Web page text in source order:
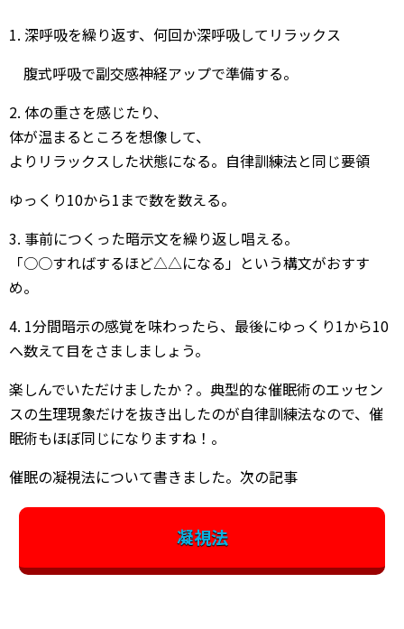
1. 深呼吸を繰り返す、何回か深呼吸してリラックス
腹式呼吸で副交感神経アップで準備する。
2. 体の重さを感じたり、
体が温まるところを想像して、
よりリラックスした状態になる。自律訓練法と同じ要領
ゆっくり10から1まで数を数える。
3. 事前につくった暗示文を繰り返し唱える。
「○○すればするほど△△になる」という構文がおすす
め。
4. 1分間暗示の感覚を味わったら、最後にゆっくり1から10
へ数えて目をさましましょう。
楽しんでいただけましたか？。典型的な催眠術のエッセン
スの生理現象だけを抜き出したのが自律訓練法なので、催
眠術もほぼ同じになりますね！。
催眠の凝視法について書きました。次の記事
凝視法